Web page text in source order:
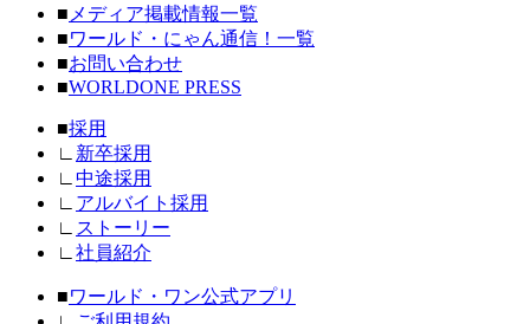
■ メディア掲載情報一覧
■ワールド・にゃん通信！一覧
■お問い合わせ
■WORLDONE PRESS
■採用
∟ 新卒採用
∟ 中途採用
∟ アルバイト採用
∟
ストーリー
∟ 社員紹介
■ワールド・ワン公式アプリ